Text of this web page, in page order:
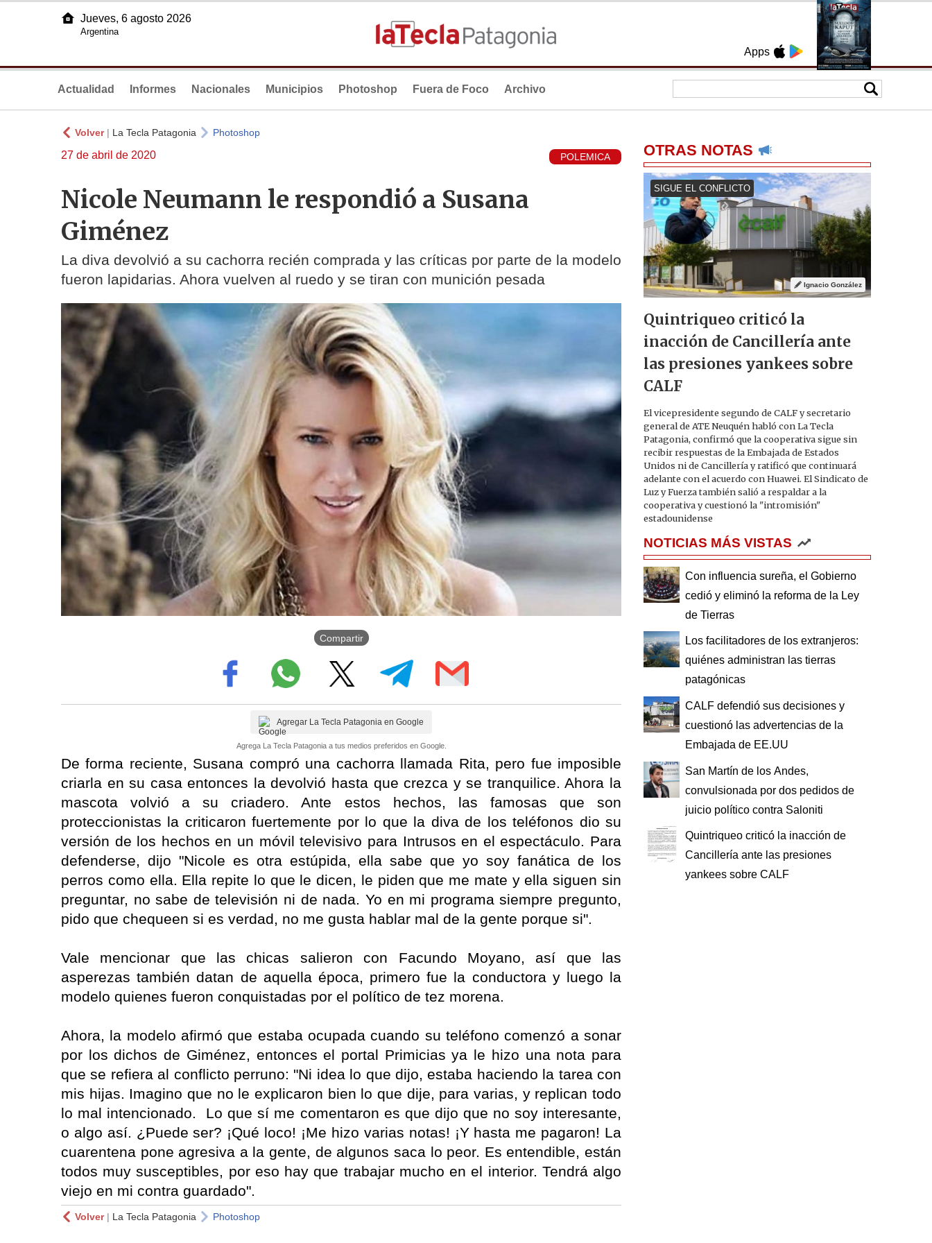
Apps
Jueves, 6 agosto 2026
Argentina
Actualidad Informes Nacionales Municipios Photoshop Fuera de Foco Archivo
Volver| La Tecla Patagonia Photoshop
27 de abril de 2020 POLEMICA
Nicole Neumann le respondió a Susana
Giménez
La diva devolvió a su cachorra recién comprada y las críticas por parte de la modelo
fueron lapidarias. Ahora vuelven al ruedo y se tiran con munición pesada
Compartir
Agregar La Tecla Patagonia en Google
Agrega La Tecla Patagonia a tus medios preferidos en Google.
De forma reciente, Susana compró una cachorra llamada Rita, pero fue imposible
criarla en su casa entonces la devolvió hasta que crezca y se tranquilice. Ahora la
mascota volvió a su criadero. Ante estos hechos, las famosas que son
proteccionistas la criticaron fuertemente por lo que la diva de los teléfonos dio su
versión de los hechos en un móvil televisivo para Intrusos en el espectáculo. Para
defenderse, dijo "Nicole es otra estúpida, ella sabe que yo soy fanática de los
perros como ella. Ella repite lo que le dicen, le piden que me mate y ella siguen sin
preguntar, no sabe de televisión ni de nada. Yo en mi programa siempre pregunto,
pido que chequeen si es verdad, no me gusta hablar mal de la gente porque si".
Vale mencionar que las chicas salieron con Facundo Moyano, así que las
asperezas también datan de aquella época, primero fue la conductora y luego la
modelo quienes fueron conquistadas por el político de tez morena.
Ahora, la modelo afirmó que estaba ocupada cuando su teléfono comenzó a sonar
por los dichos de Giménez, entonces el portal Primicias ya le hizo una nota para
que se refiera al conflicto perruno: "Ni idea lo que dijo, estaba haciendo la tarea con
mis hijas. Imagino que no le explicaron bien lo que dije, para varias, y replican todo
lo mal intencionado. Lo que sí me comentaron es que dijo que no soy interesante,
o algo así. ¿Puede ser? ¡Qué loco! ¡Me hizo varias notas! ¡Y hasta me pagaron! La
cuarentena pone agresiva a la gente, de algunos saca lo peor. Es entendible, están
todos muy susceptibles, por eso hay que trabajar mucho en el interior. Tendrá algo
viejo en mi contra guardado".
Volver| La Tecla Patagonia Photoshop
OTRAS NOTAS
SIGUE EL CONFLICTO
Ignacio González
Quintriqueo criticó la
inacción de Cancillería ante
las presiones yankees sobre
CALF
El vicepresidente segundo de CALF y secretario
general de ATE Neuquén habló con La Tecla
Patagonia, confirmó que la cooperativa sigue sin
recibir respuestas de la Embajada de Estados
Unidos ni de Cancillería y ratificó que continuará
adelante con el acuerdo con Huawei. El Sindicato de
Luz y Fuerza también salió a respaldar a la
cooperativa y cuestionó la "intromisión"
estadounidense
NOTICIAS MÁS VISTAS
Con influencia sureña, el Gobierno
cedió y eliminó la reforma de la Ley
de Tierras
Los facilitadores de los extranjeros:
quiénes administran las tierras
patagónicas
CALF defendió sus decisiones y
cuestionó las advertencias de la
Embajada de EE.UU
San Martín de los Andes,
convulsionada por dos pedidos de
juicio político contra Saloniti
Quintriqueo criticó la inacción de
Cancillería ante las presiones
yankees sobre CALF